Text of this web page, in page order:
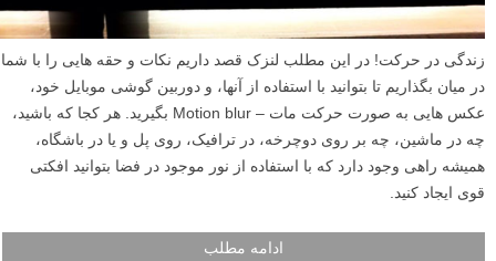
زندگی در حرکت! در این مطلب لنزک قصد داریم نکات و حقه هایی را با شما
در میان بگذاریم تا بتوانید با استفاده از آنها، و دوربین گوشی موبایل خود،
عکس هایی به صورت حرکت مات – Motion blur بگیرید. هر کجا که باشید،
چه در ماشین، چه بر روی دوچرخه، در ترافیک، روی پل و یا در باشگاه،
همیشه راهی وجود دارد که با استفاده از نور موجود در فضا بتوانید افکتی
قوی ایجاد کنید.
ادامه مطلب